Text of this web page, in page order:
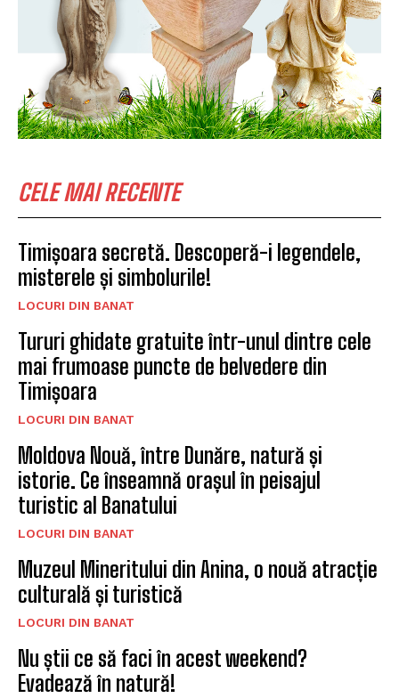
CELE MAI RECENTE
Timișoara secretă. Descoperă-i legendele,
misterele și simbolurile!
LOCURI DIN BANAT
Tururi ghidate gratuite într-unul dintre cele
mai frumoase puncte de belvedere din
Timișoara
LOCURI DIN BANAT
Moldova Nouă, între Dunăre, natură și
istorie. Ce înseamnă orașul în peisajul
turistic al Banatului
LOCURI DIN BANAT
Muzeul Mineritului din Anina, o nouă atracție
culturală și turistică
LOCURI DIN BANAT
Nu știi ce să faci în acest weekend?
Evadează în natură!